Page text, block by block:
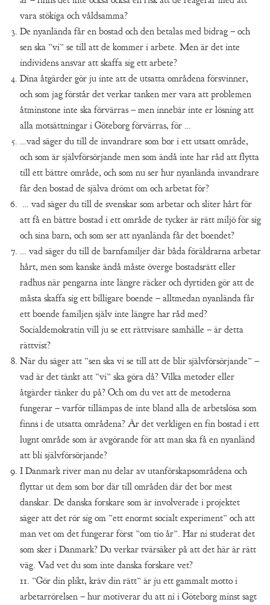
vara stökiga och våldsamma?
De nyanlända får en bostad och den betalas med bidrag – och
sen ska ”vi” se till att de kommer i arbete. Men är det inte
individens ansvar att skaffa sig ett arbete?
Dina åtgärder gör ju inte att de utsatta områdena försvinner,
och som jag förstår det verkar tanken mer vara att problemen
åtminstone inte ska förvärras – men innebär inte er lösning att
alla motsättningar i Göteborg förvärras, för …
…vad säger du till de invandrare som bor i ett utsatt område,
och som är självförsörjande men som ändå inte har råd att flytta
till ett bättre område, och som nu ser hur nyanlända invandrare
får den bostad de själva drömt om och arbetat för?
… vad säger du till de svenskar som arbetar och sliter hårt för
att få en bättre bostad i ett område de tycker är rätt miljö för sig
och sina barn, och som ser att nyanlända får det boendet?
… vad säger du till de barnfamiljer där båda föräldrarna arbetar
hårt, men som kanske ändå måste överge bostadsrätt eller
radhus när pengarna inte längre räcker och dyrtiden gör att de
måsta skaffa sig ett billigare boende – alltmedan nyanlända får
ett boende familjen själv inte längre har råd med?
Socialdemokratin vill ju se ett rättvisare samhälle – är detta
rättvist?
När du säger att ”sen ska vi se till att de blir självförsörjande” –
vad är det tänkt att ”vi” ska göra då? Vilka metoder eller
åtgärder tänker du på? Och om du vet att de metoderna
fungerar – varför tillämpas de inte bland alla de arbetslösa som
finns i de utsatta områdena? Är det verkligen en fin bostad i ett
lugnt område som är avgörande för att man ska få en nyanländ
att bli självförsörjande?
I Danmark river man nu delar av utanförskapsområdena och
flyttar ut dem som bor där till områden där det bor mest
danskar. De danska forskare som är involverade i projektet
säger att det rör sig om ”ett enormt socialt experiment” och att
man vet om det fungerar först ”om tio år”. Har ni studerat det
som sker i Danmark? Du verkar tvärsäker på att det här är rätt
väg. Vad vet du som inte danska forskare vet?
11. ”Gör din plikt, kräv din rätt” är ju ett gammalt motto i
arbetarrörelsen – hur motiverar du att ni i Göteborg minst sagt